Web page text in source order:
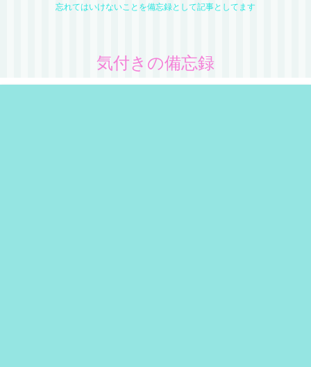
忘れてはいけないことを備忘録として記事としてます
気付きの備忘録